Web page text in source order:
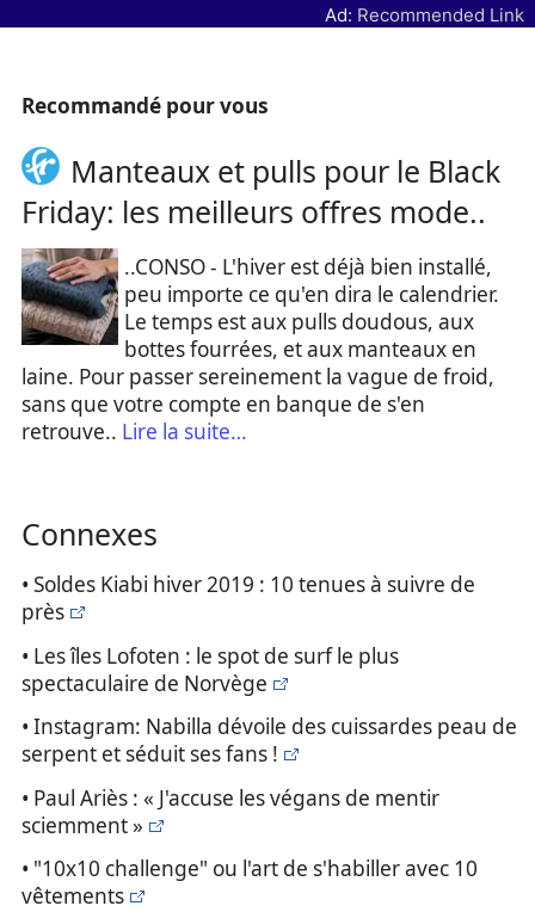
Ad: Recommended Link
Recommandé pour vous
Manteaux et pulls pour le Black
Friday: les meilleurs offres mode..
..CONSO - L'hiver est déjà bien installé,
peu importe ce qu'en dira le calendrier.
Le temps est aux pulls doudous, aux
bottes fourrées, et aux manteaux en
laine. Pour passer sereinement la vague de froid,
sans que votre compte en banque de s'en
retrouve.. Lire la suite…
Connexes
• Soldes Kiabi hiver 2019 : 10 tenues à suivre de
près
• Les îles Lofoten : le spot de surf le plus
spectaculaire de Norvège
• Instagram: Nabilla dévoile des cuissardes peau de
serpent et séduit ses fans !
• Paul Ariès : « J'accuse les végans de mentir
sciemment »
• "10x10 challenge" ou l'art de s'habiller avec 10
vêtements